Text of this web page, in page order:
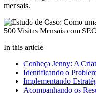
mensais.
In this article
Conheça Jenny: A
Identificando o
Implementando
Acompanhando os